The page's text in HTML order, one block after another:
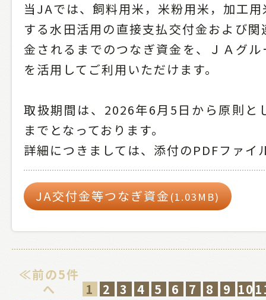
当JAでは、飼料用米，米粉用米，加工
する水田活用の直接支払交付金および
金されるまでのつなぎ資金を、ＪＡグ
を活用してご利用いただけます。
取扱期間は、2026年6月5日から原則と
までとなっております。
詳細につきましては、添付のPDFファイ
JA交付金等つなぎ資金(1.03MB)
≪前の5件
へ
1 2 3 4 5 6 7 8 9 10